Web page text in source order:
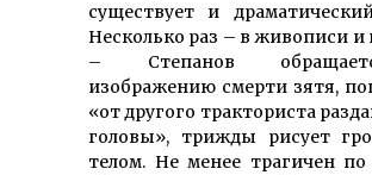
существует и
Несколько раз – в живописи и
– Степанов
изображению смерти зятя,
«от другого тракториста
головы», трижды рисует
телом. Не менее трагичен